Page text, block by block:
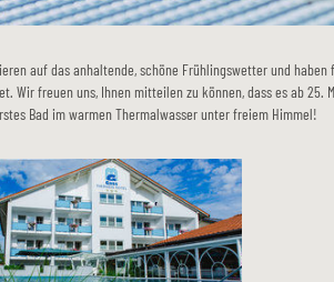
auf das anhaltende, schöne Frühlingswetter und haben
Wir freuen uns, Ihnen mitteilen zu können, dass es ab 25.
Bad im warmen Thermalwasser unter freiem Himmel!